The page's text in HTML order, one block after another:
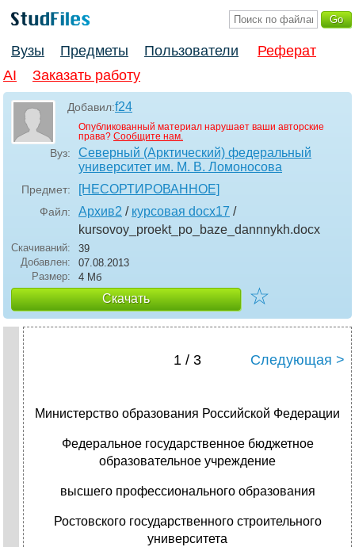
Вузы Предметы Пользователи
Реферат
AI
Заказать работу
Добавил:f24
Опубликованный материал нарушает ваши авторские
права? Сообщите нам.
Вуз:
Северный (Арктический) федеральный
университет им. М. В. Ломоносова
Предмет: [НЕСОРТИРОВАННОЕ]
Файл: Архив2 / курсовая docx17 /
kursovoy_proekt_po_baze_dannnykh.docx
Скачиваний:
39
Добавлен:
07.08.2013
Размер:
4 Мб
Скачать ☆
1 / 3 Следующая >
Министерство образования Российской Федерации
Федеральное государственное бюджетное
образовательное учреждение
высшего профессионального образования
Ростовского государственного строительного
университета